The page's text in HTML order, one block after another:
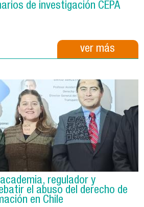
de investigación CEPA
ver más
regulador y
el abuso del derecho de
en Chile